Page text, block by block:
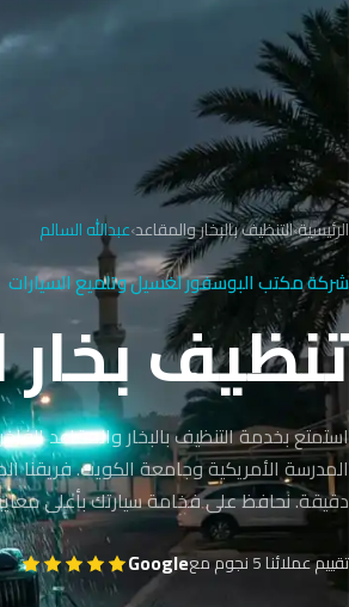
الرئيسية›التنظيف بالبخار والمقاعد›عبدالله السالم
شركة مكتب البوسفور لغسيل وتلميع السيارات
تنظيف بخار
استمتع بخدمة التنظيف بالبخار والمقاعد
دقيقة. نحافظ على فخامة سيارتك بأعلى
تقييم عملائنا 5 نجوم مع Google